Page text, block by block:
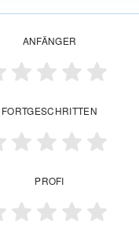
ANFÄNGER
FORTGESCHRITTEN
PROFI